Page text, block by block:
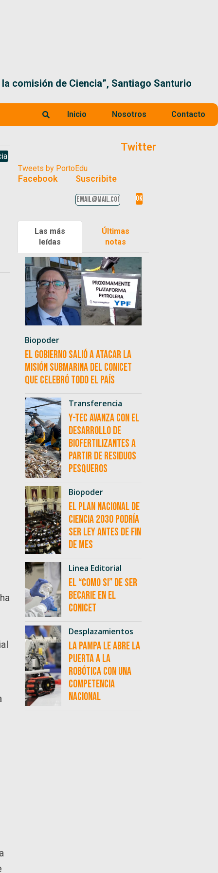
comisión de Ciencia”, Santiago Santurio
Inicio Nosotros Contacto
Twitter
Tweets by PortoEdu
Facebook Suscribite
Las más
leídas
Últimas
notas
Biopoder
El Gobierno salió a atacar la
misión submarina del CONICET
que celebró todo el país
Transferencia
Y-TEC avanza con el
desarrollo de
biofertilizantes a
partir de residuos
pesqueros
Biopoder
El Plan Nacional de
Ciencia 2030 podría
ser ley antes de fin
de mes
Linea Editorial
El “como si” de ser
becarie en el
CONICET
Desplazamientos
La Pampa le abre la
puerta a la
robótica con una
competencia
nacional